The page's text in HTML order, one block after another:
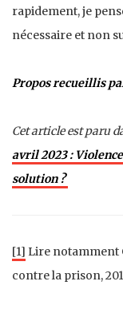
rapidement, je
nécessaire et non
Propos recueillis
Cet article est paru
avril 2023 :
solution ?
[1] Lire notamment
contre la prison,